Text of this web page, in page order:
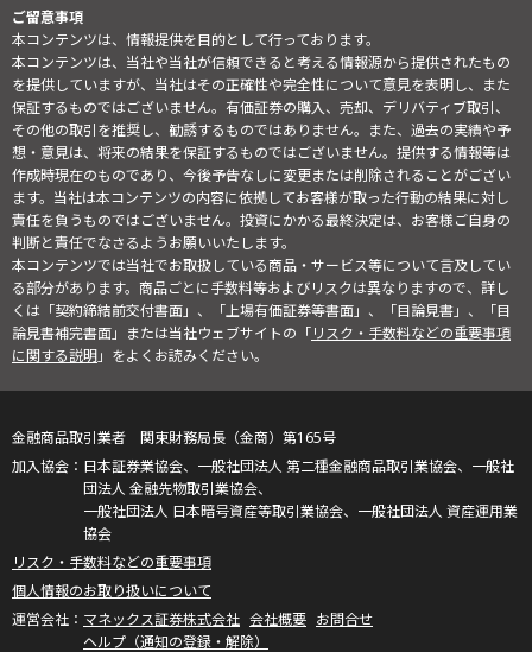
ご留意事項
本コンテンツは、情報提供を目的として行っております。
本コンテンツは、当社や当社が信頼できると考える情報源から提供されたもの
を提供していますが、当社はその正確性や完全性について意見を表明し、また
保証するものではございません。有価証券の購入、売却、デリバティブ取引、
その他の取引を推奨し、勧誘するものではありません。また、過去の実績や予
想・意見は、将来の結果を保証するものではございません。提供する情報等は
作成時現在のものであり、今後予告なしに変更または削除されることがござい
ます。当社は本コンテンツの内容に依拠してお客様が取った行動の結果に対し
責任を負うものではございません。投資にかかる最終決定は、お客様ご自身の
判断と責任でなさるようお願いいたします。
本コンテンツでは当社でお取扱している商品・サービス等について言及してい
る部分があります。商品ごとに手数料等およびリスクは異なりますので、詳し
くは「契約締結前交付書面」、「上場有価証券等書面」、「目論見書」、「目
論見書補完書面」または当社ウェブサイトの「リスク・手数料などの重要事項
に関する説明」をよくお読みください。
金融商品取引業者 関東財務局長（金商）第165号
日本証券業協会、一般社団法人 第二種金融商品取引業協会、一般社
団法人 金融先物取引業協会、
一般社団法人 日本暗号資産等取引業協会、一般社団法人 資産運用業
協会
リスク・手数料などの重要事項
個人情報のお取り扱いについて
マネックス証券株式会社 会社概要 お問合せ
ヘルプ（通知の登録・解除）